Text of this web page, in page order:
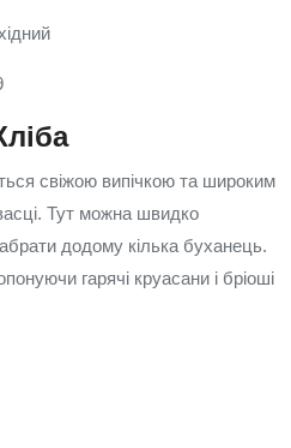
свіжою випічкою та широким
Тут можна швидко
додому кілька буханець.
гарячі круасани і бріоші